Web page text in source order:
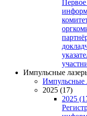
Импульсные
Импульсные
2025 (17)
2025